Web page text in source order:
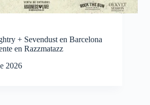
+ Sevendust en Barcelona
en Razzmatazz
2026